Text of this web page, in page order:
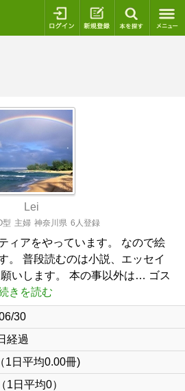
ログイン 新規登録
Lei
型 主婦 神奈川県 6人登録
ィアをやっています。 なので絵
。 普段読むのは小説、エッセイ
いします。 本の事以外は… ゴス
きを読む
30
経過
1日平均0.00冊)
1日平均0）